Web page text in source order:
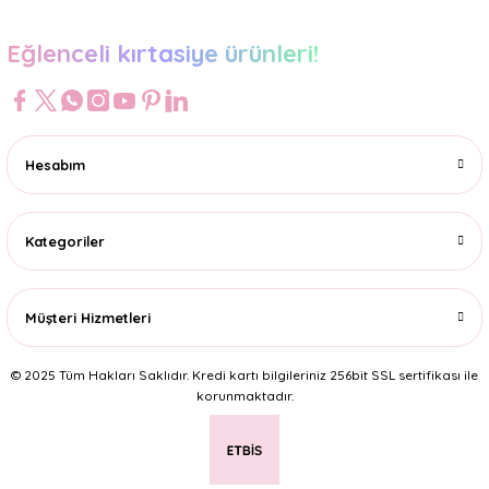
Eğlenceli kırtasiye ürünleri!
Hesabım
Kategoriler
Müşteri Hizmetleri
© 2025 Tüm Hakları Saklıdır. Kredi kartı bilgileriniz 256bit SSL sertifikası ile
korunmaktadır.